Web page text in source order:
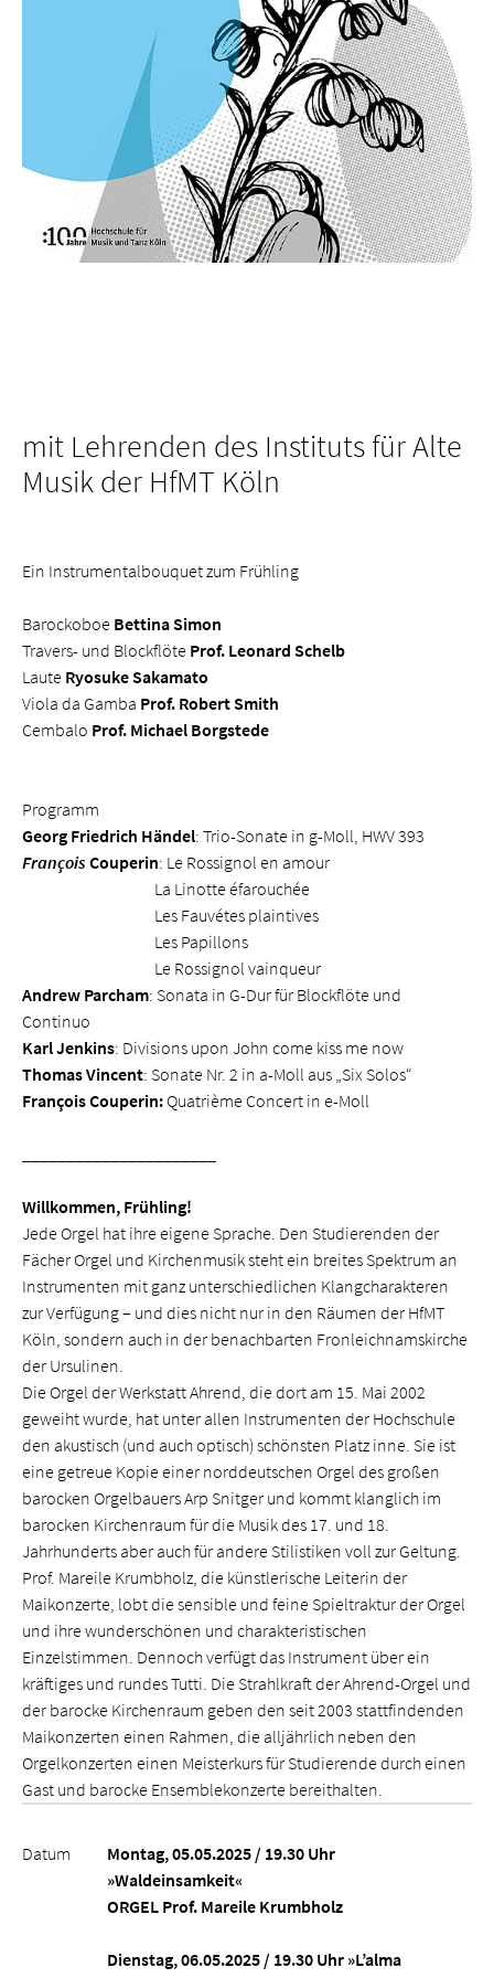
mit Lehrenden des Instituts für Alte
Musik der HfMT Köln
Ein Instrumentalbouquet zum Frühling
Barockoboe Bettina Simon
Travers- und Blockflöte Prof. Leonard Schelb
Laute Ryosuke Sakamato
Viola da Gamba Prof. Robert Smith
Cembalo Prof. Michael Borgstede
Programm
Georg Friedrich Händel: Trio-Sonate in g-Moll, HWV 393
François Couperin: Le Rossignol en amour
La Linotte éfarouchée
Les Fauvétes plaintives
Les Papillons
Le Rossignol vainqueur
Andrew Parcham: Sonata in G-Dur für Blockflöte und
Continuo
Karl Jenkins: Divisions upon John come kiss me now
Thomas Vincent: Sonate Nr. 2 in a-Moll aus „Six Solos“
FrançoisCouperin: Quatrième Concert in e-Moll
Willkommen, Frühling!
Jede Orgel hat ihre eigene Sprache. Den Studierenden der
Fächer Orgel und Kirchenmusik steht ein breites Spektrum an
Instrumenten mit ganz unterschiedlichen Klangcharakteren
zur Verfügung – und dies nicht nur in den Räumen der HfMT
Köln, sondern auch in der benachbarten Fronleichnamskirche
der Ursulinen.
Die Orgel der Werkstatt Ahrend, die dort am 15. Mai 2002
geweiht wurde, hat unter allen Instrumenten der Hochschule
den akustisch (und auch optisch) schönsten Platz inne. Sie ist
eine getreue Kopie einer norddeutschen Orgel des großen
barocken Orgelbauers Arp Snitger und kommt klanglich im
barocken Kirchenraum für die Musik des 17. und 18.
Jahrhunderts aber auch für andere Stilistiken voll zur Geltung.
Prof. Mareile Krumbholz, die künstlerische Leiterin der
Maikonzerte, lobt die sensible und feine Spieltraktur der Orgel
und ihre wunderschönen und charakteristischen
Einzelstimmen. Dennoch verfügt das Instrument über ein
kräftiges und rundes Tutti. Die Strahlkraft der Ahrend-Orgel und
der barocke Kirchenraum geben den seit 2003 stattfindenden
Maikonzerten einen Rahmen, die alljährlich neben den
Orgelkonzerten einen Meisterkurs für Studierende durch einen
Gast und barocke Ensemblekonzerte bereithalten.
Datum
Montag, 05.05.2025 / 19.30 Uhr
»Waldeinsamkeit«
ORGEL Prof. Mareile Krumbholz
Dienstag, 06.05.2025 / 19.30 Uhr »L’alma